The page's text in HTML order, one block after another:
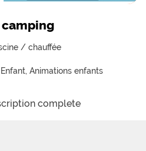
/ chauffée
Animations enfants
complete